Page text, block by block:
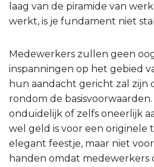
laag van de piramide van
werkt, is je fundament niet
Medewerkers zullen geen
inspanningen op het gebied
hun aandacht gericht zal zijn
rondom de
onduidelijk of zelfs oneerlijk
wel geld is voor een originele
elegant feestje, maar niet
handen omdat medewerkers